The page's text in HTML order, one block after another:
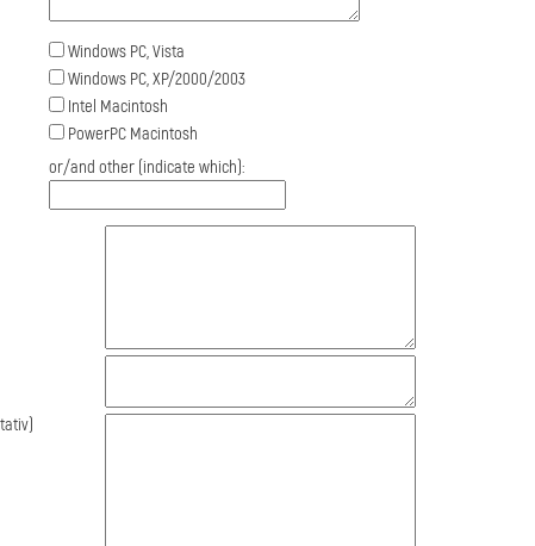
Windows PC, Vista
Windows PC, XP/2000/2003
Intel Macintosh
PowerPC Macintosh
or/and other (indicate which):